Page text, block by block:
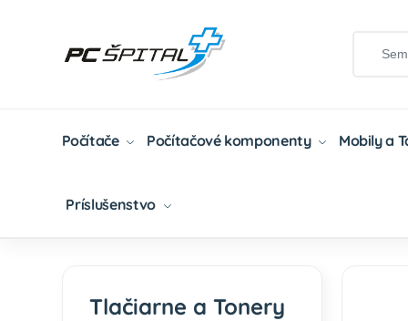
Počítače Počítačové komponenty Mobily a
Príslušenstvo
Domov Tlačiarne A Tonery
Tlačiarne a Tonery